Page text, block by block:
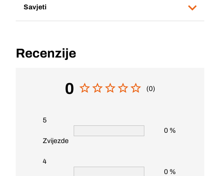
Savjeti
Recenzije
0 (0)
5
Zvijezde
0 %
4
0 %